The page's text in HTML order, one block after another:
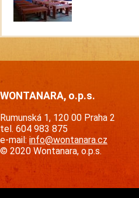
WONTANARA, o.p.s.
Rumunská 1, 120 00 Praha 2
tel. 604 983 875
e-mail: info@wontanara.cz
© 2020 Wontanara, o.p.s.